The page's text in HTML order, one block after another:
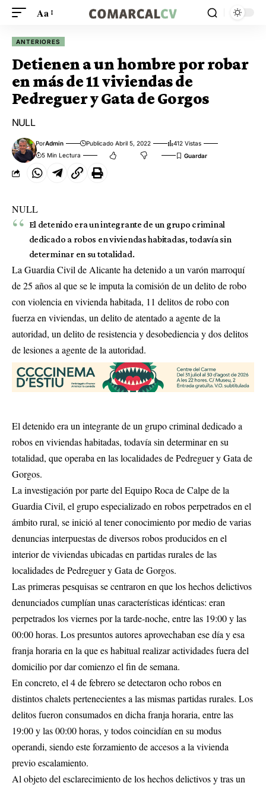
Aa
ANTERIORES
Detienen a un hombre por robar
en más de 11 viviendas de
Pedreguer y Gata de Gorgos
NULL
PorAdmin Publicado Abril 5, 2022
412 Vistas
5 Min Lectura
NULL
El detenido era un integrante de un grupo criminal
dedicado a robos en viviendas habitadas, todavía sin
determinar en su totalidad.
La Guardia Civil de Alicante ha detenido a un varón marroquí
de 25 años al que se le imputa la comisión de un delito de robo
con violencia en vivienda habitada, 11 delitos de robo con
fuerza en viviendas, un delito de atentado a agente de la
autoridad, un delito de resistencia y desobediencia y dos delitos
de lesiones a agente de la autoridad.
El detenido era un integrante de un grupo criminal dedicado a
robos en viviendas habitadas, todavía sin determinar en su
totalidad, que operaba en las localidades de Pedreguer y Gata de
Gorgos.
La investigación por parte del Equipo Roca de Calpe de la
Guardia Civil, el grupo especializado en robos perpetrados en el
ámbito rural, se inició al tener conocimiento por medio de varias
denuncias interpuestas de diversos robos producidos en el
interior de viviendas ubicadas en partidas rurales de las
localidades de Pedreguer y Gata de Gorgos.
Las primeras pesquisas se centraron en que los hechos delictivos
denunciados cumplían unas características idénticas: eran
perpetrados los viernes por la tarde-noche, entre las 19:00 y las
00:00 horas. Los presuntos autores aprovechaban ese día y esa
franja horaria en la que es habitual realizar actividades fuera del
domicilio por dar comienzo el fin de semana.
En concreto, el 4 de febrero se detectaron ocho robos en
distintos chalets pertenecientes a las mismas partidas rurales. Los
delitos fueron consumados en dicha franja horaria, entre las
19:00 y las 00:00 horas, y todos coincidían en su modus
operandi, siendo este forzamiento de accesos a la vivienda
previo escalamiento.
Al objeto del esclarecimiento de los hechos delictivos y tras un